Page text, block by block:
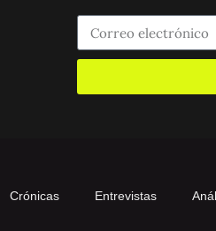
Crónicas Entrevistas